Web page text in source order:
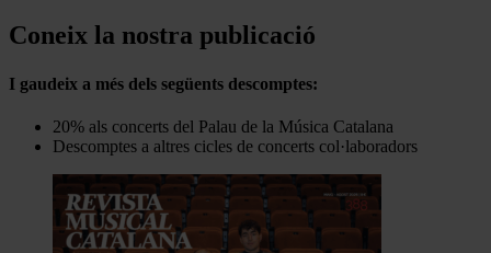
Coneix la nostra publicació
I gaudeix a més dels següents descomptes:
20% als concerts del Palau de la Música Catalana
Descomptes a altres cicles de concerts col·laboradors